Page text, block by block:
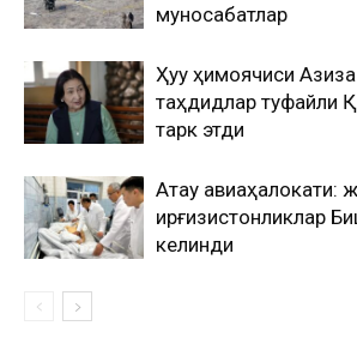
муносабатлар
Ҳуқуқ ҳимоячиси
таҳдидлар туфайли
тарк этди
Ақтау авиаҳалокати:
қирғизистонликлар
келинди